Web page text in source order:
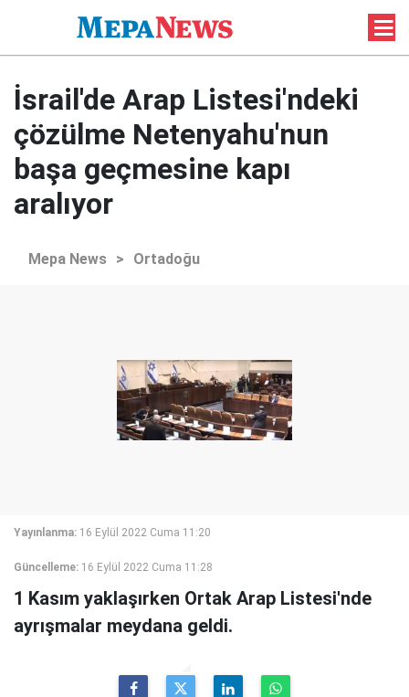
İsrail'de Arap Listesi'ndeki
çözülme Netenyahu'nun
başa geçmesine kapı
aralıyor
Mepa News > Ortadoğu
Yayınlanma: 16 Eylül 2022 Cuma 11:20
Güncelleme: 16 Eylül 2022 Cuma 11:28
1 Kasım yaklaşırken Ortak Arap Listesi'nde
ayrışmalar meydana geldi.